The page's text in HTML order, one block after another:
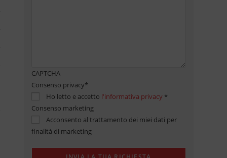
CAPTCHA
Consenso privacy*
Ho letto e accetto l'informativa privacy *
Consenso marketing
Acconsento al trattamento dei miei dati per
finalità di marketing